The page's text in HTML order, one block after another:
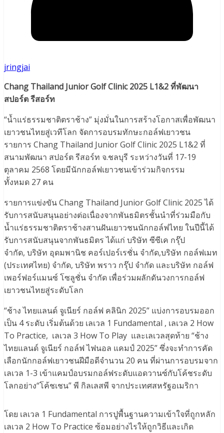
jringjai
Chang Thailand Junior Golf Clinic 2025 L1&2 ที่พัฒนา
สปอร์ต รีสอร์ท
“น้ำแร่ธรรมชาติตราช้าง” มุ่งมั่นในการสร้างโอกาสเพื่อพัฒนา
เยาวชนไทยสู่เวทีโลก จัดการอบรมทักษะกอล์ฟเยาวชน
รายการ Chang Thailand Junior Golf Clinic 2025 L1&2 ที่
สนามพัฒนา สปอร์ต รีสอร์ท จ.ชลบุรี ระหว่างวันที่ 17-19
ตุลาคม 2568 โดยมีนักกอล์ฟเยาวชนเข้าร่วมกิจกรรม
ทั้งหมด 27 คน
รายการแข่งขัน Chang Thailand Junior Golf Clinic 2025 ได้
รับการสนับสนุนอย่างต่อเนื่องจากพันธมิตรชั้นนำที่ร่วมมือกับ
น้ำแร่ธรรมชาติตราช้างสานฝันเยาวชนนักกอล์ฟไทย ในปีนี้ได้
รับการสนับสนุนจากพันธมิตร ได้แก่ บริษัท ซีซีเค กรุ๊ป
จำกัด, บริษัท อุดมพานิช คอร์เปอร์เรชั่น จำกัด,บริษัท กอล์ฟเมท
(ประเทศไทย) จำกัด, บริษัท พราว กรุ๊ป จำกัด และบริษัท กอล์ฟ
เพอร์ฟอร์แมนซ์ โซลูชั่น จำกัด เพื่อร่วมผลักดันวงการกอล์ฟ
เยาวชนไทยสู่ระดับโลก
“ช้าง ไทยแลนด์ จูเนียร์ กอล์ฟ คลินิก 2025” แบ่งการอบรมออก
เป็น 4 ระดับ เริ่มต้นด้วย เลเวล 1 Fundamental , เลเวล 2 How
To Practice, เลเวล 3 How To Play และเลเวลสุดท้าย “ช้าง
ไทยแลนด์ จูเนียร์ กอล์ฟ ไฟนอล แคมป์ 2025” ซึ่งจะทำการคัด
เลือกนักกอล์ฟเยาวชนฝีมือดีจำนวน 20 คน ที่ผ่านการอบรมจาก
เลเวล 1-3 เข้าแคมป์อบรมกอล์ฟระดับแอดวานซ์กับโค้ชระดับ
โลกอย่าง“โค้ชเชน” พี กิลเลสพี จากประเทศสหรัฐอเมริกา
โดย เลเวล 1 Fundamental การปูพื้นฐานความเข้าใจที่ถูกหลัก
เลเวล 2 How To Practice ซ้อมอย่างไรให้ถูกวิธีและเกิด